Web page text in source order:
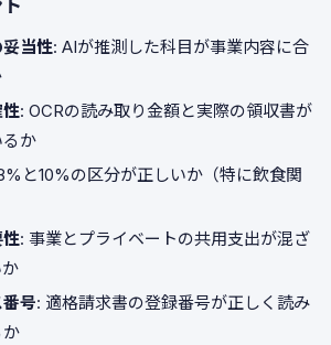
当性: AIが推測した科目が事業内容に合
: OCRの読み取り金額と実際の領収書が
か
と10%の区分が正しいか（特に飲食関
: 事業とプライベートの共用支出が混ざ
号: 適格請求書の登録番号が正しく読み